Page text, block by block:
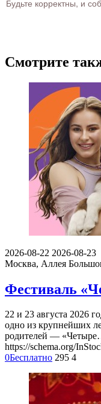
Будьте корректны, и
Смотрите
2026-08-22 2026-08-23
Москва, Аллея
Фестиваль
22 и 23 августа 2026
одно из крупнейших
родителей —
https://schema.org/
0Бесплатно 295 4